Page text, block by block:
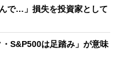
で…」損失を投資家として
・S&P500は足踏み」が意味